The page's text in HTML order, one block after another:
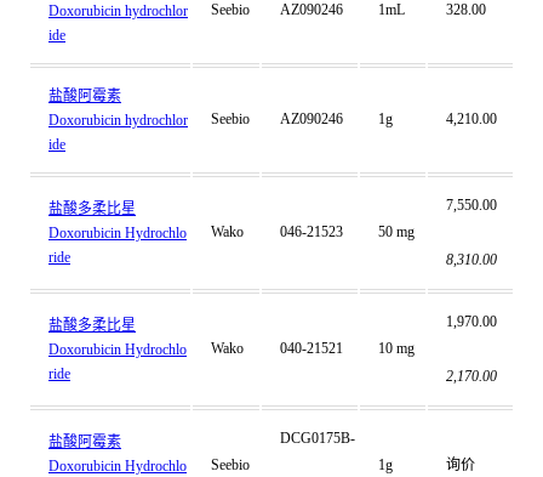
Doxorubicin hydrochlor
ide
Seebio AZ090246 1mL 328.00
盐酸阿霉素
Doxorubicin hydrochlor
ide
Seebio AZ090246 1g 4,210.00
盐酸多柔比星
Doxorubicin Hydrochlo
ride
Wako 046-21523 50 mg
7,550.00
8,310.00
盐酸多柔比星
Doxorubicin Hydrochlo
ride
Wako 040-21521 10 mg
1,970.00
2,170.00
盐酸阿霉素
Doxorubicin Hydrochlo
Seebio
DCG0175B-
1g 询价